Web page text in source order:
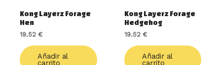
Kong Layerz Forage
Hen
19.52 €
Añadir al
carrito
Kong Layerz Forage
Hedgehog
19.52 €
Añadir al
carrito